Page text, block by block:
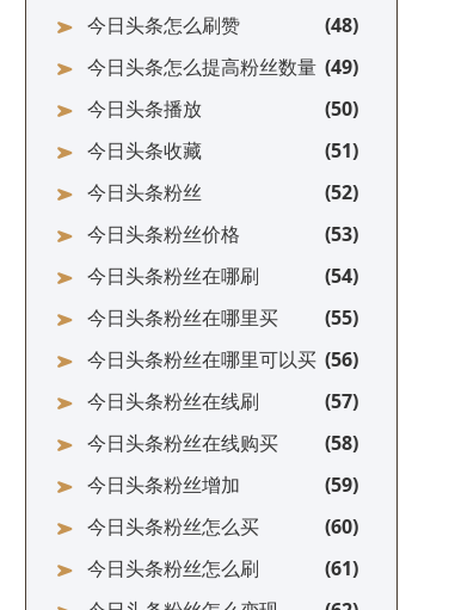
今日头条怎么刷赞
今日头条怎么提高粉丝数量
今日头条播放
今日头条收藏
今日头条粉丝
今日头条粉丝价格
今日头条粉丝在哪刷
今日头条粉丝在哪里买
今日头条粉丝在哪里可以买
今日头条粉丝在线刷
今日头条粉丝在线购买
今日头条粉丝增加
今日头条粉丝怎么买
今日头条粉丝怎么刷